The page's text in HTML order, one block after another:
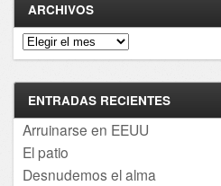
ARCHIVOS
Archivos
ENTRADAS RECIENTES
Arruinarse en EEUU
El patio
Desnudemos el alma